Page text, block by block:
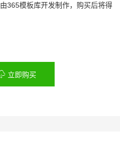
由365模板库开发制作，购买后将得
立即购买